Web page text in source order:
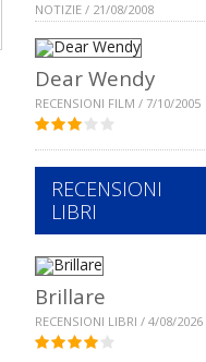
NOTIZIE / 21/08/2008
Dear Wendy
RECENSIONI FILM / 7/10/2005
RECENSIONI
LIBRI
Brillare
RECENSIONI LIBRI / 4/08/2026